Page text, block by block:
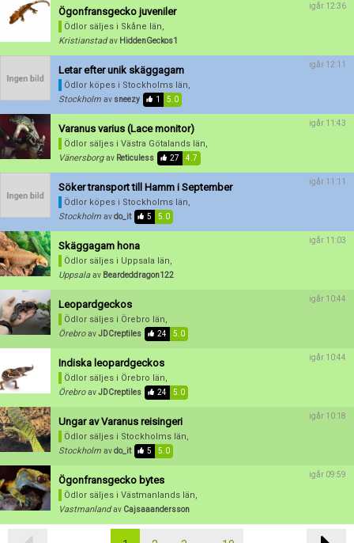
Ögonfransgecko juveniler
Ödlor säljes i Skåne län,
Kristianstad av HiddenGeckos1
igår 12:36
Letar efter unik skäggagam
Ödlor köpes i Stockholms län,
Stockholm av sneezy 1 5.0
igår 12:11
Varanus varius (Lace monitor)
Ödlor säljes i Västra Götalands län,
Vänersborg av Reticuless 27 4.7
igår 11:43
Söker transport till Hamm i September
Ödlor köpes i Stockholms län,
Stockholm avdo_it 5 5.0
igår 11:11
Skäggagam hona
Ödlor säljes i Uppsala län,
Uppsala av Beardeddragon122
igår 11:03
Leopardgeckos
Ödlor säljes i Örebro län,
Örebro avJDCreptiles 24 5.0
igår 10:44
Indiska leopardgeckos
Ödlor säljes i Örebro län,
Örebro avJDCreptiles 24 5.0
igår 10:44
Ungar av Varanus reisingeri
Ödlor säljes i Stockholms län,
Stockholm avdo_it 5 5.0
igår 10:18
Ögonfransgecko bytes
Ödlor säljes i Västmanlands län,
Vastmanland av Cajsaaandersson
igår 09:59